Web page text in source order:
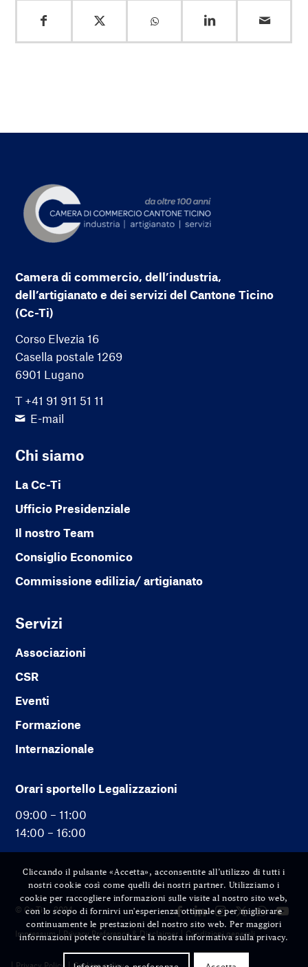
Camera di commercio, dell’industria,
dell’artigianato e dei servizi del Cantone Ticino
(Cc-Ti)
Corso Elvezia 16
Casella postale 1269
6901 Lugano
T +41 91 911 51 11
E-mail
Chi siamo
La Cc-Ti
Ufficio Presidenziale
Il nostro Team
Consiglio Economico
Commissione edilizia/ artigianato
Servizi
Associazioni
CSR
Eventi
Formazione
Internazionale
Orari sportello Legalizzazioni
09:00 – 11:00
14:00 – 16:00
© Cc-Ti — 2024
Impressum Privacy Preference & Disclaimer Condizioni generali
Cliccando il pulsante «Accetta», acconsentite all’utilizzo di tutti i
nostri cookie così come quelli dei nostri partner. Utilizziamo i
cookie per raccogliere informazioni sulle visite al nostro sito web,
con lo scopo di fornirvi un'esperienza ottimale e per migliorare
continuamente le prestazioni del nostro sito web. Per maggiori
informazioni potete consultare la nostra informativa sulla privacy.